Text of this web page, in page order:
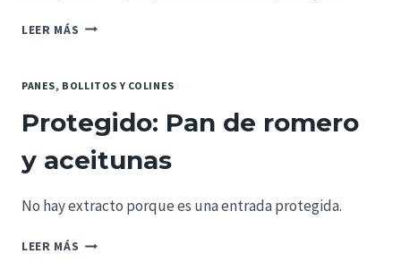
LEER MÁS PROTEGIDO:
AVENA
SEMILLAS
GIRASOL
PANES, BOLLITOS Y COLINES
Protegido: Pan de romero
y aceitunas
No hay extracto porque es una entrada protegida.
LEER MÁS PROTEGIDO: